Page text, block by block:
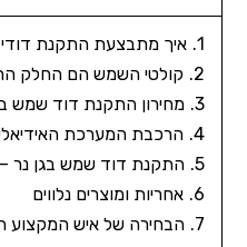
איך מתבצעת התקנת
קולטי השמש הם החלק
מחירון התקנת דוד שמש
הרכבת המערכת
התקנת דוד שמש בגן נר
אחריות ומוצרים נלווים
הבחירה של איש המקצוע